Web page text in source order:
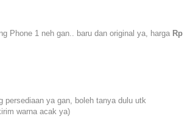
Phone 1 neh gan.. baru dan original ya, harga Rp
persediaan ya gan, boleh tanya dulu utk
warna acak ya)